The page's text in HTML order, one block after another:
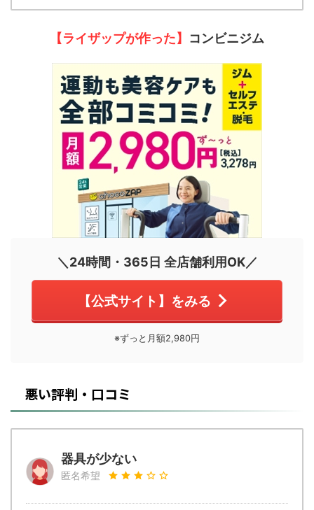
【ライザップが作った】 コンビニジム
＼24時間・365日 全店舗利用OK／
【公式サイト】をみる
※ずっと月額2,980円
悪い評判・口コミ
器具が少ない
匿名希望